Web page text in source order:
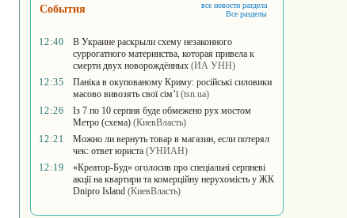
События
все новости раздела
Все разделы
12:40
В Украине раскрыли схему незаконного
суррогатного материнства, которая привела к
смерти двух новорождённых (ИА УНН)
12:35
Паніка в окупованому Криму: російські силовики
масово вивозять свої сім’ї (tsn.ua)
12:26
Із 7 по 10 серпня буде обмежено рух мостом
Метро (схема) (КиевВласть)
12:21
Можно ли вернуть товар в магазин, если потерял
чек: ответ юриста (УНИАН)
12:19
«Креатор-Буд» оголосив про спеціальні серпневі
акції на квартири та комерційну нерухомість у ЖК
Dnipro Island (КиевВласть)